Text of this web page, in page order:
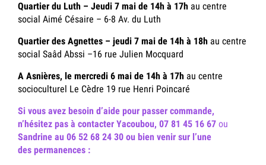
Quartier du Luth – Jeudi 7 mai de 14h à 17h au centre
social Aimé Césaire – 6-8 Av. du Luth
Quartier des Agnettes – jeudi 7 mai de 14h à 18h au centre
social Saâd Abssi –16 rue Julien Mocquard
A Asnières, le mercredi 6 mai de 14h à 17h au centre
socioculturel Le Cèdre 19 rue Henri Poincaré
Si vous avez besoin d’aide pour passer commande,
n’hésitez pas à contacter Yacoubou, 07 81 45 16 67 ou
Sandrine au 06 52 68 24 30 ou bien venir sur l’une
des permanences :